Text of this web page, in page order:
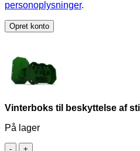
personoplysninger.
Opret konto
Vinterboks til beskyttelse af
På lager
Vinterboks